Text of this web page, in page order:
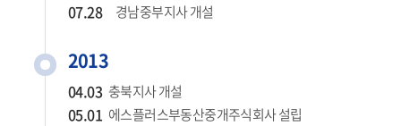
07.28 경남중부지사 개설
2013
04.03 충북지사 개설
05.01 에스플러스부동산중개주식회사 설립